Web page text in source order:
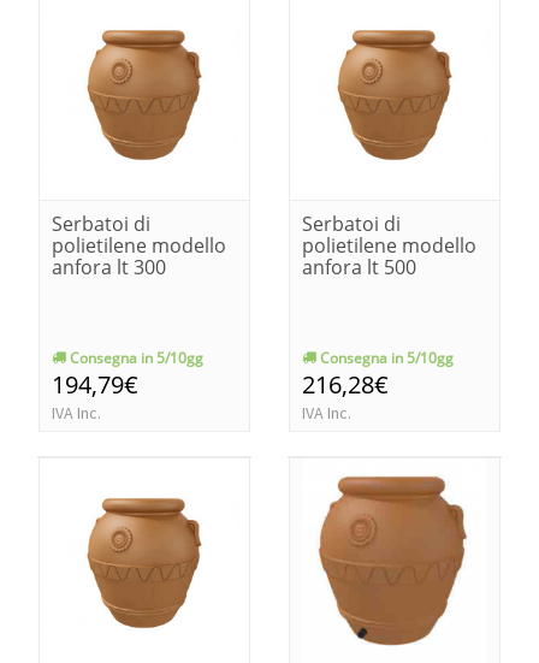
Serbatoi di
polietilene modello
anfora lt 300
Consegna in 5/10gg
194,79€
IVA Inc.
Serbatoi di
polietilene modello
anfora lt 500
Consegna in 5/10gg
216,28€
IVA Inc.